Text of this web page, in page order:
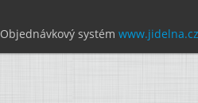
Objednávkový systém www.jidelna.cz